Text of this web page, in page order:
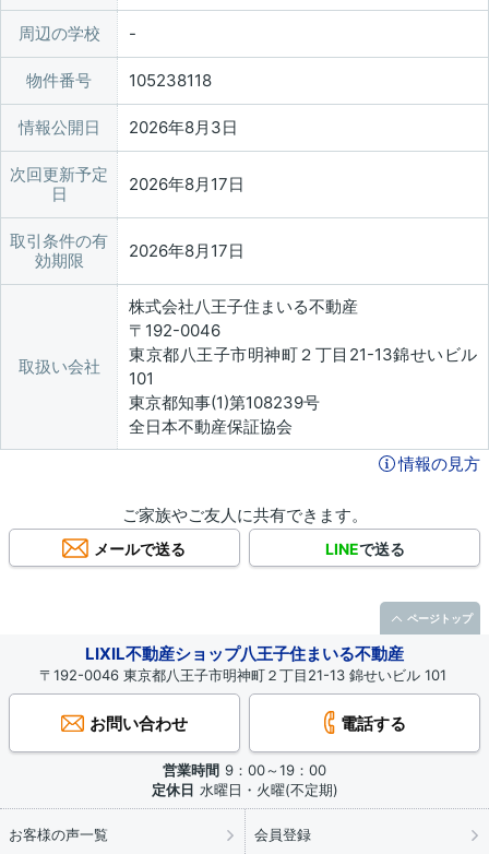
周辺の学校
物件番号 105238118
情報公開日 2026年8月3日
次回更新予定
日
2026年8月17日
取引条件の有
効期限
2026年8月17日
取扱い会社
株式会社八王子住まいる不動産
〒192-0046
東京都八王子市明神町２丁目21-13錦せいビル
101
東京都知事(1)第108239号
全日本不動産保証協会
情報の見方
ご家族やご友人に共有できます。
メールで送る LINEで送る
LIXIL不動産ショップ八王子住まいる不動産
〒192-0046 東京都八王子市明神町２丁目21-13 錦せいビル 101
お問い合わせ 電話する
営業時間 9：00～19：00
定休日 水曜日・火曜(不定期)
お客様の声一覧 会員登録
ページトップ